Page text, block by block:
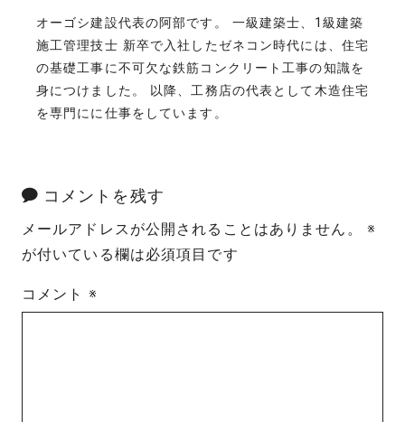
オーゴシ建設代表の阿部です。 一級建築士、1級建築
施工管理技士 新卒で入社したゼネコン時代には、住宅
の基礎工事に不可欠な鉄筋コンクリート工事の知識を
身につけました。 以降、工務店の代表として木造住宅
を専門にに仕事をしています。
コメントを残す
メールアドレスが公開されることはありません。
※
が付いている欄は必須項目です
コメント ※